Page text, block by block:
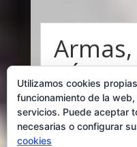
Armas,
acero
Utilizamos cookies
funcionamiento de la
servicios. Puede aceptar
necesarias o configurar
cookies